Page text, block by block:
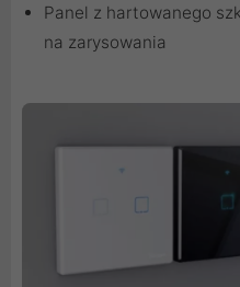
Panel z hartowanego
na zarysowania